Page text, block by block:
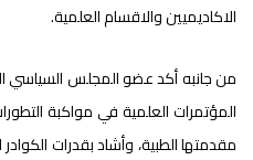
الاكاديميين والاقسام العلمية.
من جانبه أكد عضو المجلس السياسي
المؤتمرات العلمية في مواكبة
مقدمتها الطبية، وأشاد بقدرات